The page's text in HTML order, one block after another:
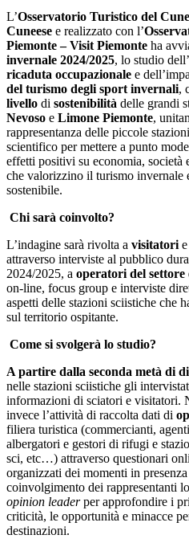
L’Osservatorio Turistico del
Cuneese e realizzato con l’
Piemonte – Visit Piemonte ha
invernale 2024/2025, lo studio dell’
ricaduta occupazionale e
del turismo degli sport invernali,
livello di sostenibilità delle grandi
Nevoso e Limone Piemonte,
rappresentanza delle piccole
scientifico per mettere a punto
effetti positivi su economia, società
che valorizzino il turismo invernale
sostenibile.
Chi sarà coinvolto?
L’indagine sarà rivolta a visitatori e
attraverso interviste al pubblico
2024/2025, a operatori del settore
on-line, focus group e interviste
aspetti delle stazioni sciistiche che
sul territorio ospitante.
Come si svolgerà lo studio?
A partire dalla seconda metà di
nelle stazioni sciistiche gli
informazioni di sciatori e visitatori.
invece l’attività di raccolta dati di
filiera turistica (commercianti,
albergatori e gestori di rifugi e
sci, etc…) attraverso questionari
organizzati dei momenti in
coinvolgimento dei rappresentanti
opinion leaderper approfondire i
criticità, le opportunità e minacce
destinazioni.